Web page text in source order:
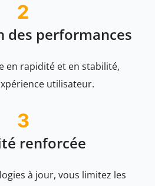
2
des performances
en rapidité et en stabilité,
utilisateur.
3
renforcée
à jour, vous limitez les